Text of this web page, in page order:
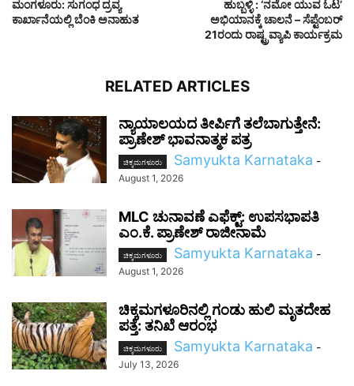
ಮಂಗಳೂರು: ಸುಗಂಧ ದ್ರವ್ಯ
ಕಾರ್ಖಾನೆಯಲ್ಲಿ ಬೆಂಕಿ ಅನಾಹುತ
ಹುಬ್ಬಳ್ಳಿ : ‘ನಮೋ ಯುವ ಓಟ’
ಅಭಿಯಾನಕ್ಕೆ ಚಾಲನೆ – ಸೆಪ್ಟೆಂಬರ್
21ರಂದು ರಾಷ್ಟ್ರವ್ಯಾಪಿ ಕಾರ್ಯಕ್ರಮ
RELATED ARTICLES
ನ್ಯಾಯಾಲಯದ ತೀರ್ಪಿಗೆ ತಲೆಬಾಗುತ್ತೇನೆ:
ಪ್ರಾಣೇಶ್ ಭಾವನಾತ್ಮಕ ಪತ್ರ
ಚಿಕ್ಕಮಗಳೂರು Samyukta Karnataka -
August 1, 2026
MLC ಚುನಾವಣೆ ಎಫೆಕ್ಟ್: ಉಪಸಭಾಪತಿ
ಎಂ.ಕೆ. ಪ್ರಾಣೇಶ್ ರಾಜೀನಾಮೆ
ಚಿಕ್ಕಮಗಳೂರು Samyukta Karnataka -
August 1, 2026
ಚಿಕ್ಕಮಗಳೂರಿನಲ್ಲಿ ಗಂಡು ಹುಲಿ ಮೃತದೇಹ
ಪತ್ತೆ: ತನಿಖೆ ಆರಂಭ
ಚಿಕ್ಕಮಗಳೂರು Samyukta Karnataka -
July 13, 2026